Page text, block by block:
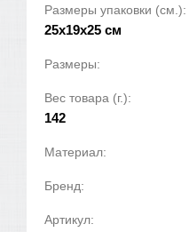
Размеры упаковки (см.):
25x19x25 см
Размеры:
Вес товара (г.):
142
Материал:
Бренд:
Артикул: